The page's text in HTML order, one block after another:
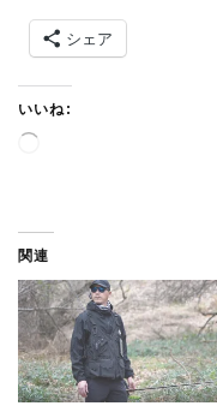
シェア
いいね:
中
…
関連